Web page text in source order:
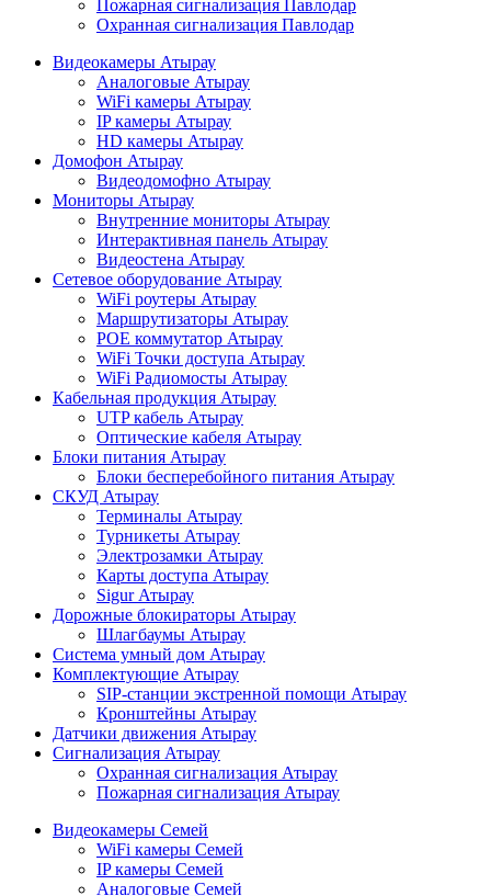
Пожарная сигнализация Павлодар
Охранная сигнализация Павлодар
Видеокамеры Атырау
Аналоговые Атырау
WiFi камеры Атырау
IP камеры Атырау
HD камеры Атырау
Домофон Атырау
Видеодомофно Атырау
Мониторы Атырау
Внутренние мониторы Атырау
Интерактивная панель Атырау
Видеостена Атырау
Сетевое оборудование Атырау
WiFi роутеры Атырау
Маршрутизаторы Атырау
POE коммутатор Атырау
WiFi Точки доступа Атырау
WiFi Радиомосты Атырау
Кабельная продукция Атырау
UTP кабель Атырау
Оптические кабеля Атырау
Блоки питания Атырау
Блоки бесперебойного питания Атырау
СКУД Атырау
Терминалы Атырау
Турникеты Атырау
Электрозамки Атырау
Карты доступа Атырау
Sigur Атырау
Дорожные блокираторы Атырау
Шлагбаумы Атырау
Система умный дом Атырау
Комплектующие Атырау
SIP-станции экстренной помощи Атырау
Кронштейны Атырау
Датчики движения Атырау
Сигнализация Атырау
Охранная сигнализация Атырау
Пожарная сигнализация Атырау
Видеокамеры Семей
WiFi камеры Семей
IP камеры Семей
Аналоговые Семей